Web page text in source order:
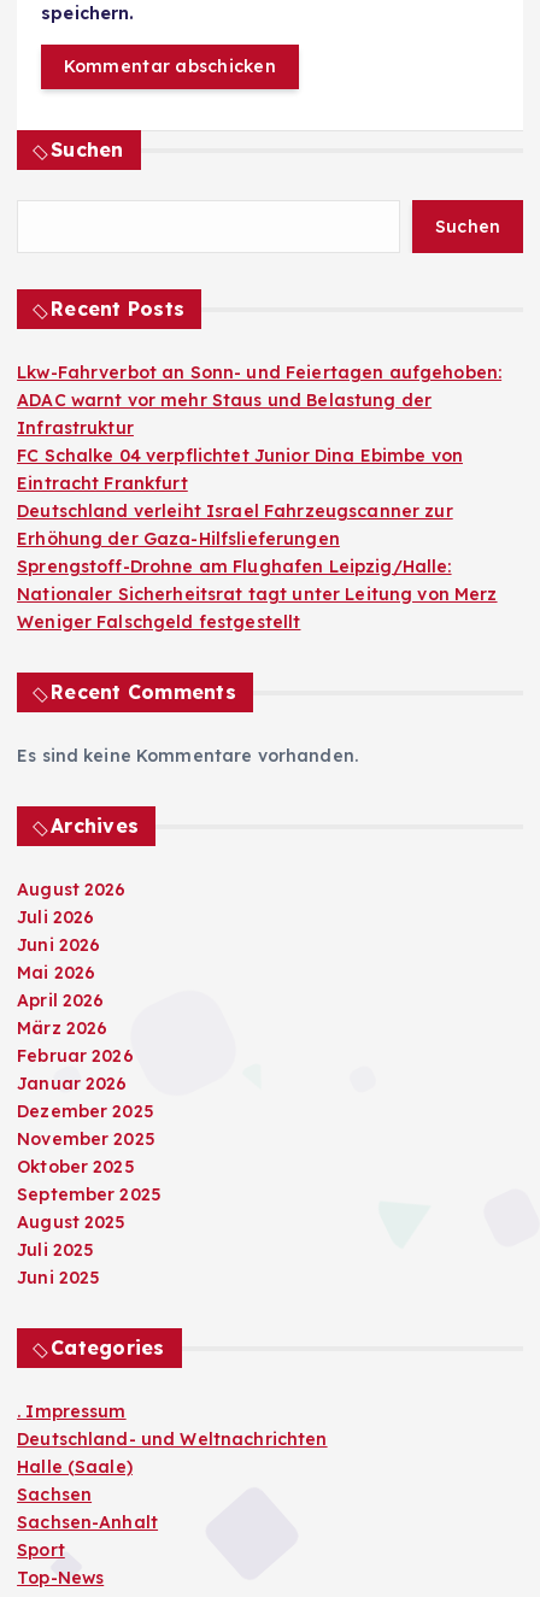
speichern.
Suchen
Suchen
Recent Posts
Lkw-Fahrverbot an Sonn- und Feiertagen aufgehoben:
ADAC warnt vor mehr Staus und Belastung der
Infrastruktur
FC Schalke 04 verpflichtet Junior Dina Ebimbe von
Eintracht Frankfurt
Deutschland verleiht Israel Fahrzeugscanner zur
Erhöhung der Gaza-Hilfslieferungen
Sprengstoff-Drohne am Flughafen Leipzig/Halle:
Nationaler Sicherheitsrat tagt unter Leitung von Merz
Weniger Falschgeld festgestellt
Recent Comments
Es sind keine Kommentare vorhanden.
Archives
August 2026
Juli 2026
Juni 2026
Mai 2026
April 2026
März 2026
Februar 2026
Januar 2026
Dezember 2025
November 2025
Oktober 2025
September 2025
August 2025
Juli 2025
Juni 2025
Categories
. Impressum
Deutschland- und Weltnachrichten
Halle (Saale)
Sachsen
Sachsen-Anhalt
Sport
Top-News